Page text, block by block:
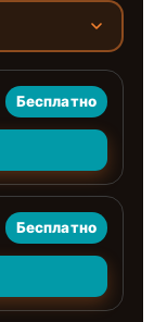
Бесплатно
Бесплатно